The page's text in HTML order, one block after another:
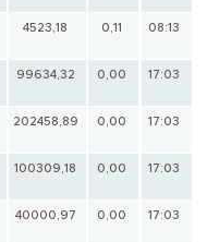
4523,18 0,11 08:13
99634,32 0,00 17:03
202458,89 0,00 17:03
100309,18 0,00 17:03
40000,97 0,00 17:03